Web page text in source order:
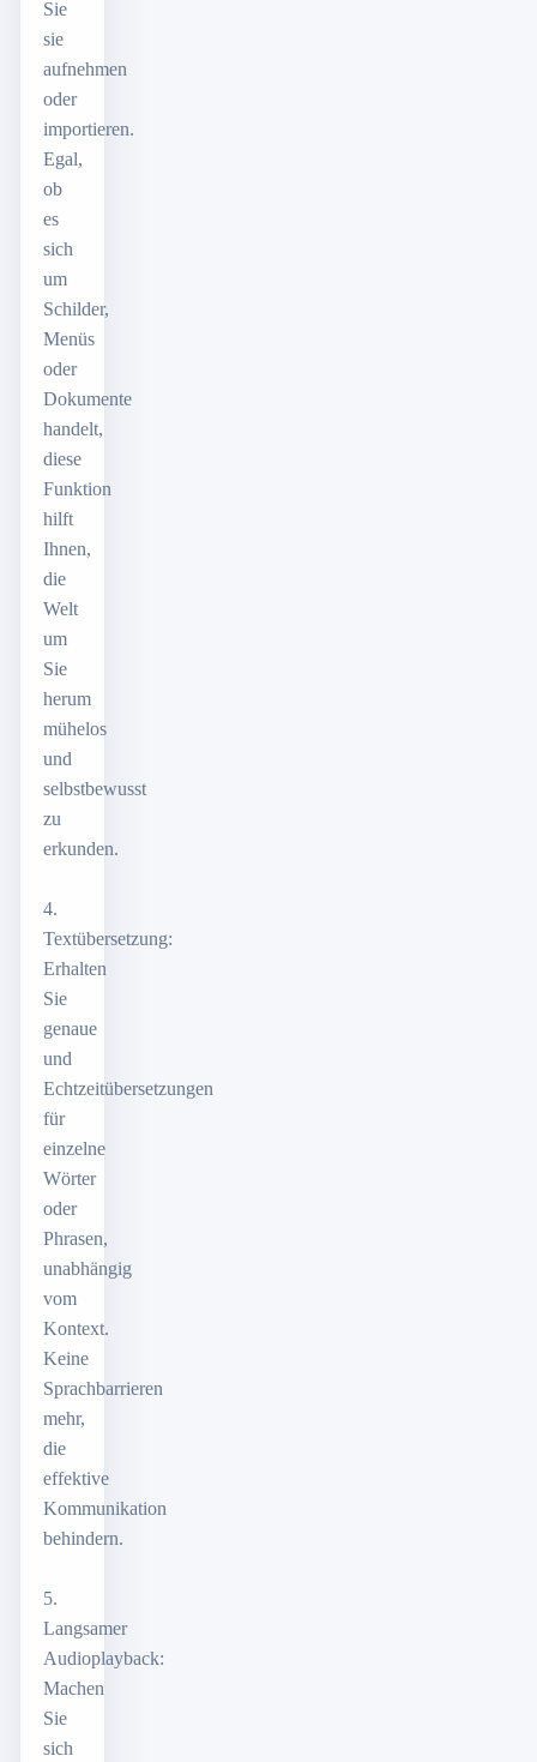
Sie
sie
aufnehmen
oder
importieren.
Egal,
ob
es
sich
um
Schilder,
Menüs
oder
Dokumente
handelt,
diese
Funktion
hilft
Ihnen,
die
Welt
um
Sie
herum
mühelos
und
selbstbewusst
zu
erkunden.
4.
Textübersetzung:
Erhalten
Sie
genaue
und
Echtzeitübersetzungen
für
einzelne
Wörter
oder
Phrasen,
unabhängig
vom
Kontext.
Keine
Sprachbarrieren
mehr,
die
effektive
Kommunikation
behindern.
5.
Langsamer
Audioplayback:
Machen
Sie
sich